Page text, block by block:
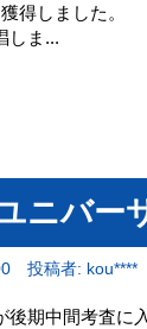
獲得しました。
しま...
ニバー
投稿者: kou****
期中間考査に